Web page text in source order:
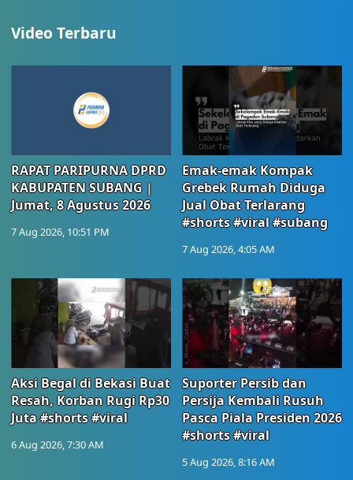
Video Terbaru
RAPAT PARIPURNA DPRD
KABUPATEN SUBANG |
Jumat, 8 Agustus 2026
7 Aug 2026, 10:51 PM
Emak-emak Kompak
Grebek Rumah Diduga
Jual Obat Terlarang
#shorts #viral #subang
7 Aug 2026, 4:05 AM
Aksi Begal di Bekasi Buat
Resah, Korban Rugi Rp30
Juta #shorts #viral
6 Aug 2026, 7:30 AM
Suporter Persib dan
Persija Kembali Rusuh
Pasca Piala Presiden 2026
#shorts #viral
5 Aug 2026, 8:16 AM